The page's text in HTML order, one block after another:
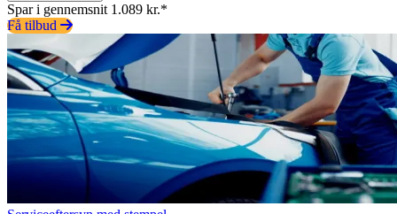
Spar i gennemsnit 1.089 kr.*
Få tilbud